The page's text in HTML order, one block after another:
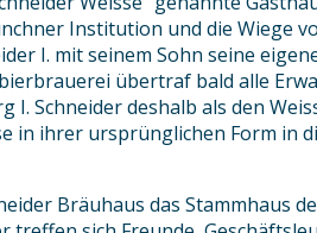
Institution und die Wiege
I. mit seinem Sohn seine
übertraf bald alle
I. Schneider deshalb als den
in ihrer ursprünglichen Form in
Bräuhaus das Stammhaus